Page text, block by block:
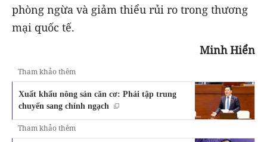
phòng ngừa và giảm thiểu rủi ro trong thương
mại quốc tế.
Minh Hiển
Tham khảo thêm
Xuất khẩu nông sản căn cơ: Phải tập trung
chuyển sang chính ngạch
Tham khảo thêm